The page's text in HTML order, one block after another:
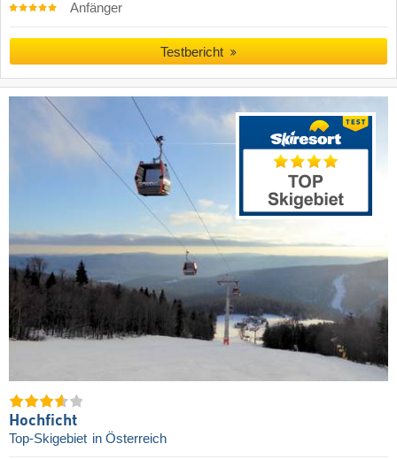
Anfänger
Testbericht
Hochficht
Top-Skigebiet in Österreich